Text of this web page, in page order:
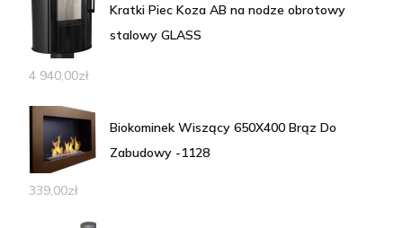
Kratki Piec Koza AB na nodze obrotowy
stalowy GLASS
4 940,00zł
Biokominek Wiszący 650X400 Brąz Do
Zabudowy -1128
339,00zł